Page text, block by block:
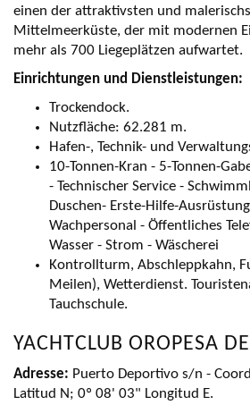
einen der attraktivsten und
Mittelmeerküste, der mit modernen
mehr als 700 Liegeplätzen aufwartet.
Einrichtungen und Dienstleistungen:
Trockendock.
Nutzfläche: 62.281 m.
Hafen-, Technik- und
10-Tonnen-Kran - 5-Tonnen-
- Technischer Service -
Duschen- Erste-Hilfe-
Wachpersonal - Öffentliches
Wasser - Strom - Wäscherei
Kontrollturm, Abschleppkahn,
Meilen), Wetterdienst.
Tauchschule.
YACHTCLUB OROPESA
Adresse: Puerto Deportivo s/n -
Latitud N; 0º 08' 03" Longitud E.